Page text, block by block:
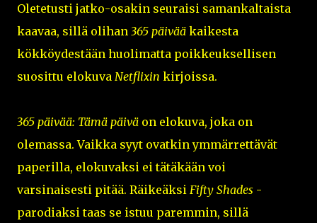
Oletetusti jatko-osakin seuraisi samankaltaista
kaavaa, sillä olihan 365 päivää kaikesta
kökköydestään huolimatta poikkeuksellisen
suosittu elokuva Netflixin kirjoissa.
365 päivää: Tämä päivä on elokuva, joka on
olemassa. Vaikka syyt ovatkin ymmärrettävät
paperilla, elokuvaksi ei tätäkään voi
varsinaisesti pitää. Räikeäksi Fifty Shades -
parodiaksi taas se istuu paremmin, sillä